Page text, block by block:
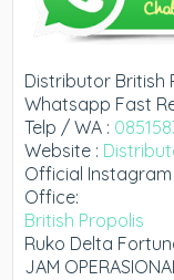
Distributor British
Whatsapp Fast
Telp / WA :
Website :
Official Instagram
Office:
British Propolis
Ruko Delta
JAM